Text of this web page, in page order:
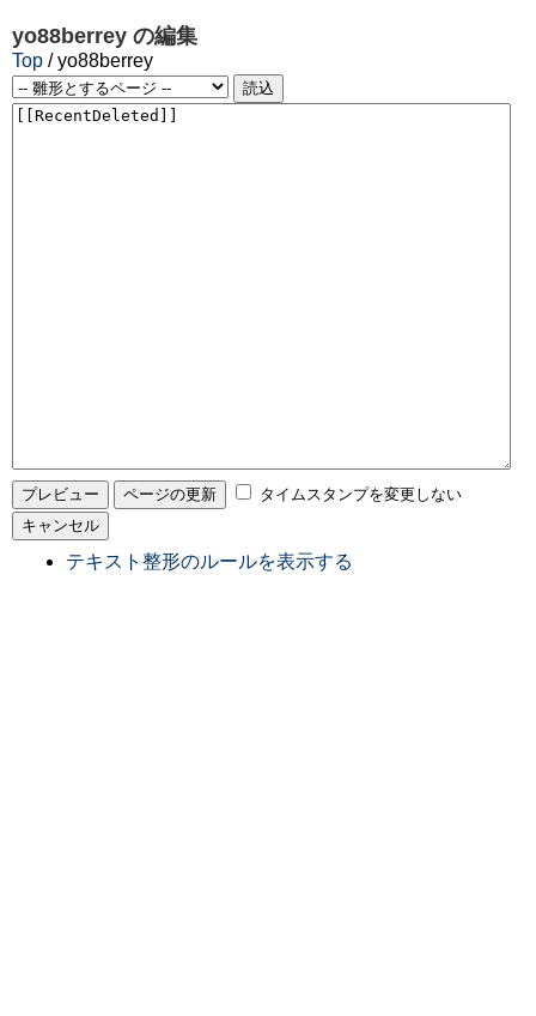
yo88berrey の編集
Top / yo88berrey
タイムスタンプを変更しない
テキスト整形のルールを表示する